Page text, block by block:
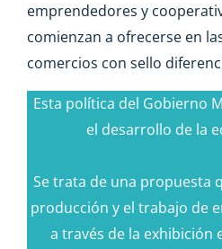
emprendedores y
comienzan a ofrecerse en
comercios con sello
Esta política del Gobierno
el desarrollo de la
Se trata de una propuesta
producción y el trabajo de
a través de la exhibición